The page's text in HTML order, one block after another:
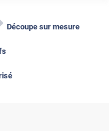
Découpe sur mesure